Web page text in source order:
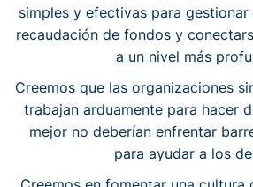
simples y efectivas para
recaudación de fondos y
a un nivel más
Creemos que las organizaciones
trabajan arduamente para hacer
mejor no deberían enfrentar
para ayudar a los